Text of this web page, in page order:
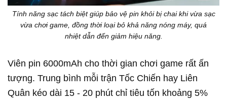
Tính năng sạc tách biệt giúp bảo vệ pin khỏi bị chai khi vừa sạc
vừa chơi game, đồng thời loại bỏ khả năng nóng máy, quá
nhiệt dẫn đến giảm hiệu năng.
Viên pin 6000mAh cho thời gian chơi game rất ấn
tượng. Trung bình mỗi trận Tốc Chiến hay Liên
Quân kéo dài 15 - 20 phút chỉ tiêu tốn khoảng 5%